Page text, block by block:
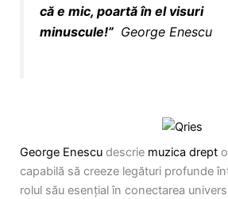
că e mic, poartă în el visuri
minuscule!” George Enescu
George Enescu descrie muzica drept o
capabilă să creeze legături profunde
rolul său esențial în conectarea